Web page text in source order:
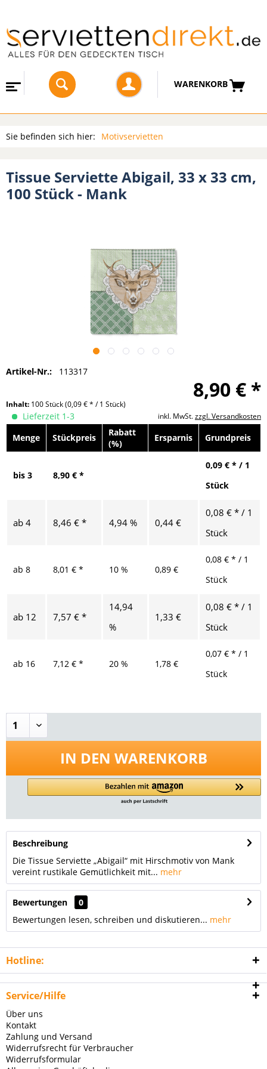
WARENKORB
Sie befinden sich hier: Motivservietten
Tissue Serviette Abigail, 33 x 33 cm,
100 Stück - Mank
Artikel-Nr.: 113317
8,90 € *
Inhalt: 100 Stück(0,09 € * / 1 Stück)
inkl. MwSt.zzgl. Versandkosten
Lieferzeit 1-3
Menge
Stückpreis
Rabatt
(%)
Ersparnis Grundpreis
bis 3 8,90 € *
0,09 € * / 1
Stück
ab 4 8,46 € * 4,94 % 0,44 €
0,08 € * / 1
Stück
ab 8 8,01 € * 10 % 0,89 €
0,08 € * / 1
Stück
ab 12 7,57 € *
14,94
%
1,33 €
0,08 € * / 1
Stück
ab 16 7,12 € * 20 % 1,78 €
0,07 € * / 1
Stück
IN DEN WARENKORB
Beschreibung
Die Tissue Serviette „Abigail“ mit Hirschmotiv von Mank
vereint rustikale Gemütlichkeit mit... mehr
Bewertungen
0
Bewertungen lesen, schreiben und diskutieren... mehr
Hotline:
Service/Hilfe
Über uns
Kontakt
Zahlung und Versand
Widerrufsrecht für Verbraucher
Widerrufsformular